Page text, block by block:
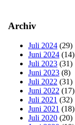
Archiv
Juli 2024 (29)
Juni 2024 (14)
Juli 2023 (31)
Juni 2023 (8)
Juli 2022 (31)
Juni 2022 (17)
Juli 2021 (32)
Juni 2021 (18)
Juli 2020 (20)